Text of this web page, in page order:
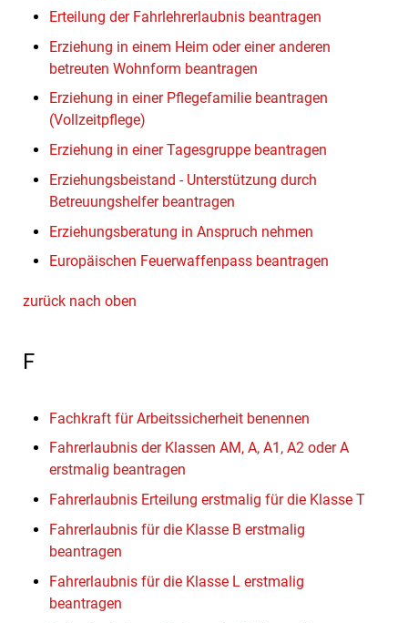
Erteilung der Fahrlehrerlaubnis beantragen
Erziehung in einem Heim oder einer anderen
betreuten Wohnform beantragen
Erziehung in einer Pflegefamilie beantragen
(Vollzeitpflege)
Erziehung in einer Tagesgruppe beantragen
Erziehungsbeistand - Unterstützung durch
Betreuungshelfer beantragen
Erziehungsberatung in Anspruch nehmen
Europäischen Feuerwaffenpass beantragen
zurück nach oben
F
Fachkraft für Arbeitssicherheit benennen
Fahrerlaubnis der Klassen AM, A, A1, A2 oder A
erstmalig beantragen
Fahrerlaubnis Erteilung erstmalig für die Klasse T
Fahrerlaubnis für die Klasse B erstmalig
beantragen
Fahrerlaubnis für die Klasse L erstmalig
beantragen